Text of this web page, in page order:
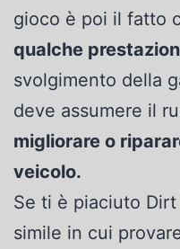
gioco è poi il fatto
qualche
svolgimento della
deve assumere il
migliorare o
veicolo.
Se ti è piaciuto
simile in cui